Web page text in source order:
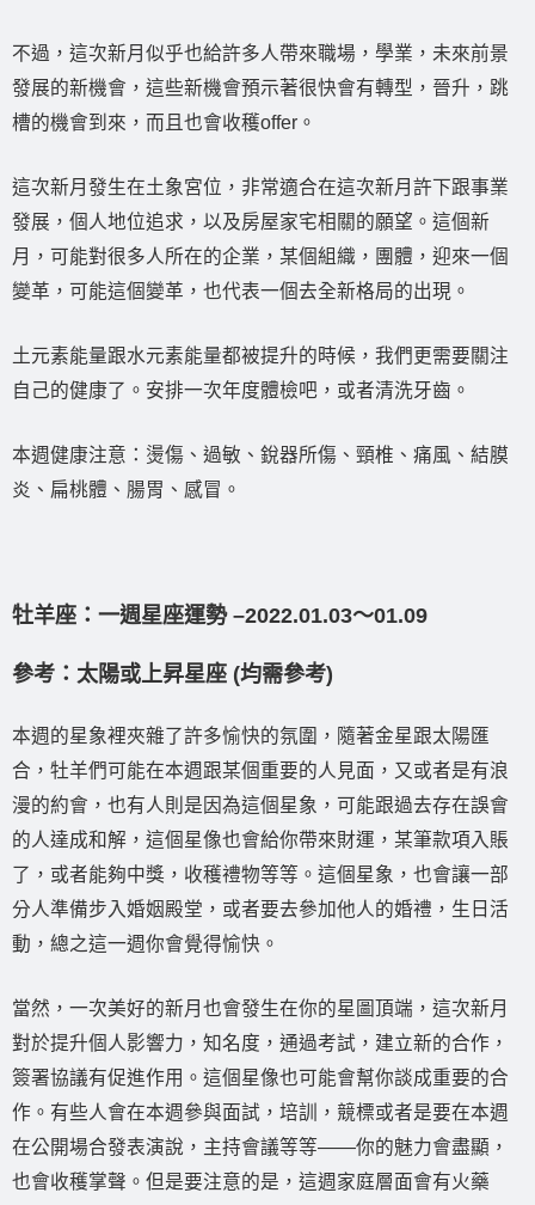
不過，這次新月似乎也給許多人帶來職場，學業，未來前景
發展的新機會，這些新機會預示著很快會有轉型，晉升，跳
槽的機會到來，而且也會收穫offer。
這次新月發生在土象宮位，非常適合在這次新月許下跟事業
發展，個人地位追求，以及房屋家宅相關的願望。這個新
月，可能對很多人所在的企業，某個組織，團體，迎來一個
變革，可能這個變革，也代表一個去全新格局的出現。
土元素能量跟水元素能量都被提升的時候，我們更需要關注
自己的健康了。安排一次年度體檢吧，或者清洗牙齒。
本週健康注意：燙傷、過敏、銳器所傷、頸椎、痛風、結膜
炎、扁桃體、腸胃、感冒。
牡羊座：一週星座運勢 –2022.01.03〜01.09
參考：太陽或上昇星座 (均需參考)
本週的星象裡夾雜了許多愉快的氛圍，隨著金星跟太陽匯
合，牡羊們可能在本週跟某個重要的人見面，又或者是有浪
漫的約會，也有人則是因為這個星象，可能跟過去存在誤會
的人達成和解，這個星像也會給你帶來財運，某筆款項入賬
了，或者能夠中獎，收穫禮物等等。這個星象，也會讓一部
分人準備步入婚姻殿堂，或者要去參加他人的婚禮，生日活
動，總之這一週你會覺得愉快。
當然，一次美好的新月也會發生在你的星圖頂端，這次新月
對於提升個人影響力，知名度，通過考試，建立新的合作，
簽署協議有促進作用。這個星像也可能會幫你談成重要的合
作。有些人會在本週參與面試，培訓，競標或者是要在本週
在公開場合發表演說，主持會議等等——你的魅力會盡顯，
也會收穫掌聲。但是要注意的是，這週家庭層面會有火藥